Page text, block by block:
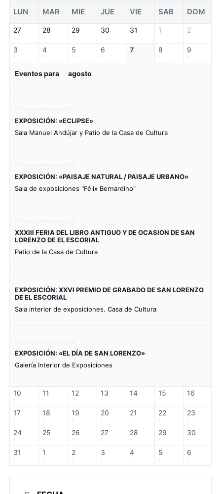
LUN MAR MIE JUE VIE SAB DOM
27 28 29 30 31 1 2
3 4 5 6 7 8 9
Eventos para agosto
EXPOSICIÓN: «ECLIPSE»
Sala Manuel Andújar y Patio de la Casa de Cultura
EXPOSICIÓN: «PAISAJE NATURAL / PAISAJE URBANO»
Sala de exposiciones "Félix Bernardino"
XXXIII FERIA DEL LIBRO ANTIGUO Y DE OCASION DE SAN
LORENZO DE EL ESCORIAL
Patio de la Casa de Cultura
EXPOSICIÓN: XXVI PREMIO DE GRABADO DE SAN LORENZO
DE EL ESCORIAL
Sala interior de exposiciones. Casa de Cultura
EXPOSICIÓN: «EL DÍA DE SAN LORENZO»
Galería Interior de Exposiciones
10 11 12 13 14 15 16
17 18 19 20 21 22 23
24 25 26 27 28 29 30
31 1 2 3 4 5 6